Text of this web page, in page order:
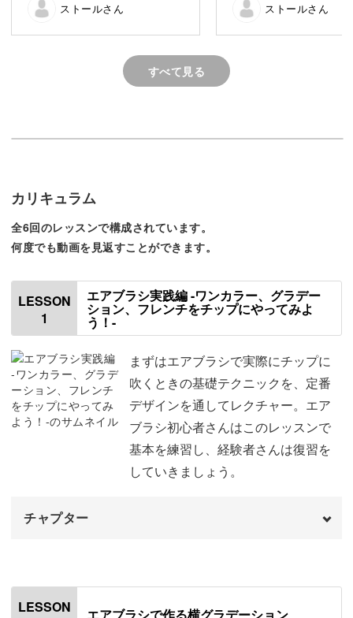
エアブラシと聞くと、「難しそう」「お手入れが大変そ
う」と思い浮かべる方も多いのではないでしょうか。
しかし、今回の講座のテーマはずばり「サロンワークに活
6回のクラスで学んでいきます。
エアブラシの魅力の一つといえば、グラデーションがかん
たんにきれいにできること。
になること間違いなしです。
1つ目のレッスンで、基本の吹き方を学んだ後、シンプル
なものからひと手間加えたようなものまで、5種類のグラ
デーションアートを学んでいきます。
フレンチをチップにやってみよう！-
でもより頭に刻みましたので次
です。
ありがとうございました。
ストールさん
ストールさん
すべて見る
カリキュラム
全6回のレッスンで構成されています。
何度でも動画を見返すことができます。
LESSON
1
エアブラシ実践編 -ワンカラー、グラデー
ション、フレンチをチップにやってみよ
う！-
まずはエアブラシで実際にチップに
吹くときの基礎テクニックを、定番
デザインを通してレクチャー。エア
ブラシ初心者さんはこのレッスンで
基本を練習し、経験者さんは復習を
していきましょう。
チャプター
はじめに
LESSON